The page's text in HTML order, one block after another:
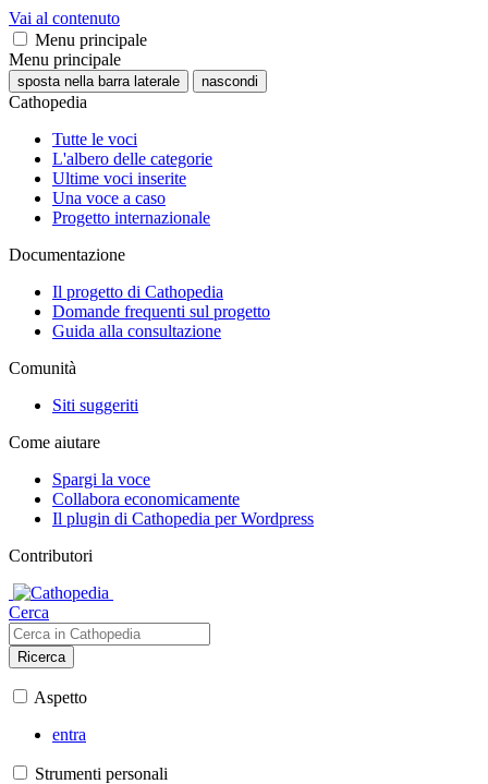
Vai al contenuto
Menu principale
Menu principale
sposta nella barra laterale nascondi
Cathopedia
Tutte le voci
L'albero delle categorie
Ultime voci inserite
Una voce a caso
Progetto internazionale
Documentazione
Il progetto di Cathopedia
Domande frequenti sul progetto
Guida alla consultazione
Comunità
Siti suggeriti
Come aiutare
Spargi la voce
Collabora economicamente
Il plugin di Cathopedia per Wordpress
Contributori
Cerca
Ricerca
Aspetto
entra
Strumenti personali